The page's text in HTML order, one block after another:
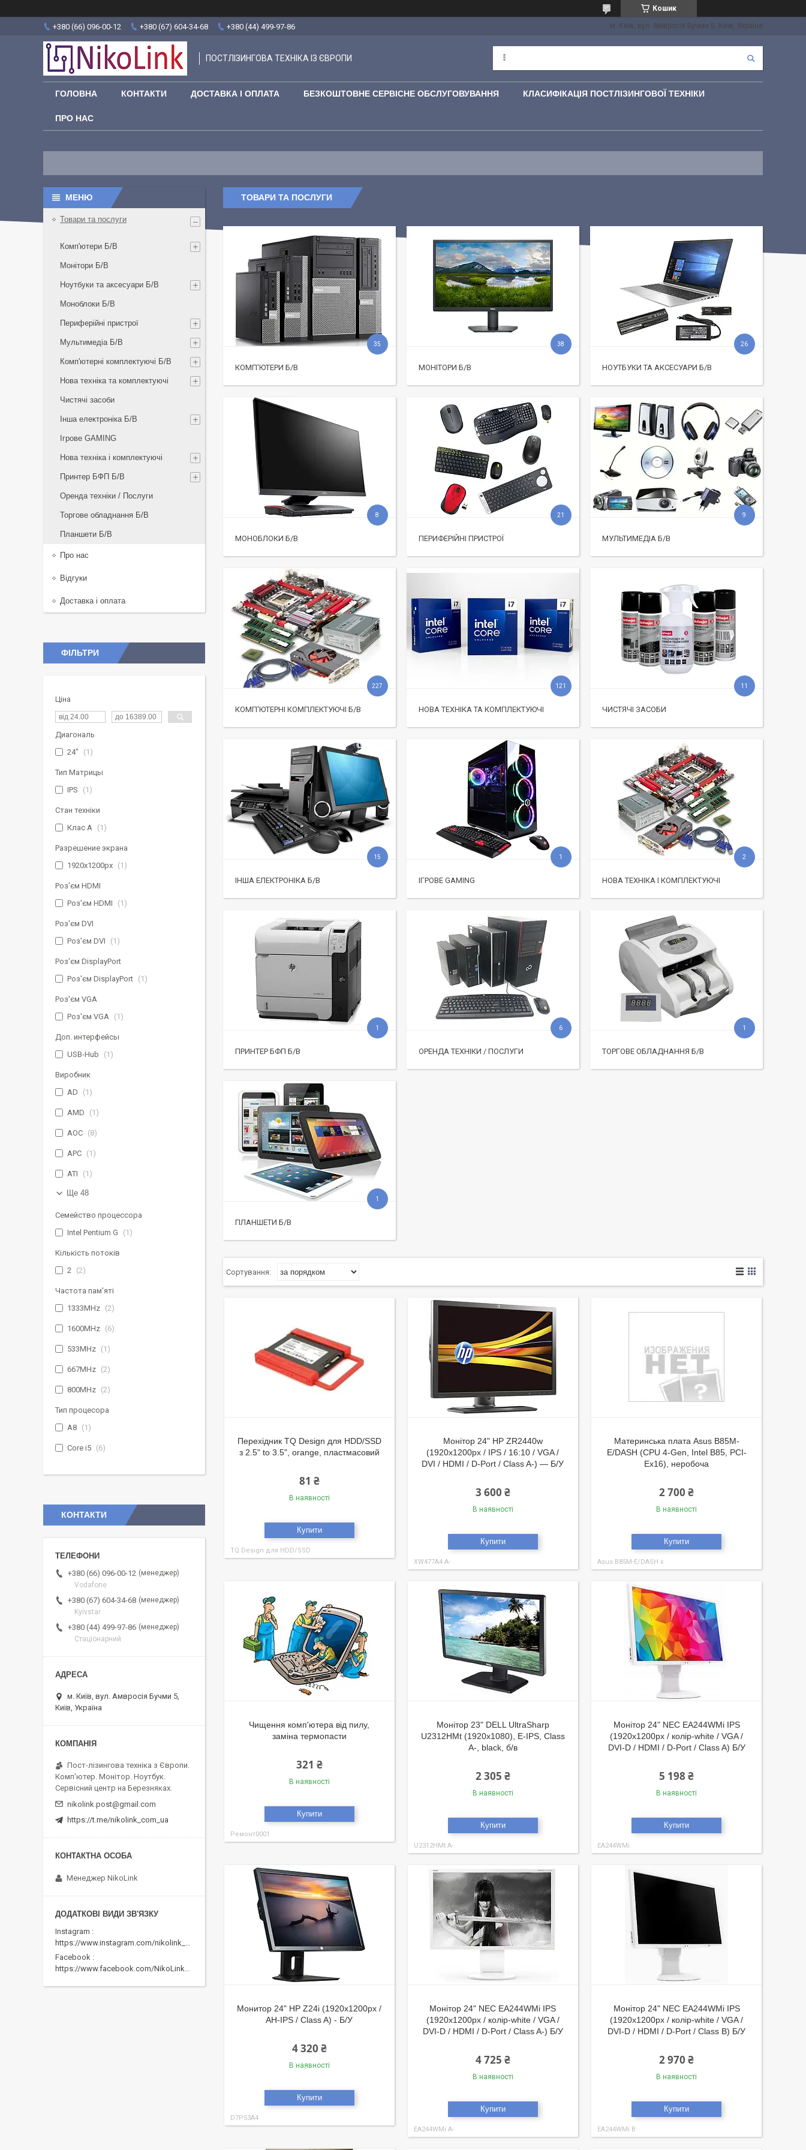
Кошик
+380 (66) 096-00-12 +380 (67) 604-34-68 +380 (44) 499-97-86 м. Київ, вул. Амвросія Бучми 5, Київ, Україна
ПОСТЛІЗИНГОВА ТЕХНІКА ІЗ ЄВРОПИ
ГОЛОВНА КОНТАКТИ ДОСТАВКА І ОПЛАТА БЕЗКОШТОВНЕ СЕРВІСНЕ ОБСЛУГОВУВАННЯ КЛАСИФІКАЦІЯ ПОСТЛІЗИНГОВОЇ ТЕХНІКИ
ПРО НАС
ТОВАРИ ТА ПОСЛУГИ
КОМП'ЮТЕРИ Б/В
35
МОНІТОРИ Б/В
38
НОУТБУКИ ТА АКСЕСУАРИ Б/В
26
МОНОБЛОКИ Б/В
8
ПЕРИФЕРІЙНІ ПРИСТРОЇ
21
МУЛЬТИМЕДІА Б/В
9
КОМП'ЮТЕРНІ КОМПЛЕКТУЮЧІ Б/В
227
НОВА ТЕХНІКА ТА КОМПЛЕКТУЮЧІ
121
ЧИСТЯЧІ ЗАСОБИ
11
ІНША ЕЛЕКТРОНІКА Б/В
15
ІГРОВЕ GAMING
1
НОВА ТЕХНІКА І КОМПЛЕКТУЮЧІ
2
ПРИНТЕР БФП Б/В
1
ОРЕНДА ТЕХНІКИ / ПОСЛУГИ
6
ТОРГОВЕ ОБЛАДНАННЯ Б/В
1
ПЛАНШЕТИ Б/В
1
Перехідник TQ Design для HDD/SSD
з 2.5" to 3.5", orange, пластмасовий
81 ₴
В наявності
Купити
TQ Design для HDD/SSD
Монітор 24" HP ZR2440w
(1920x1200px / IPS / 16:10 / VGA /
DVI / HDMI / D-Port / Class A-) — Б/У
3 600 ₴
В наявності
Купити
XW477A4 A-
Материнська плата Asus B85M-
E/DASH (CPU 4-Gen, Intel B85, PCI-
Ex16), неробоча
2 700 ₴
В наявності
Купити
Asus B85M-E/DASH х
Чищення комп'ютера від пилу,
заміна термопасти
321 ₴
В наявності
Купити
Ремонт0001
Монітор 23" DELL UltraSharp
U2312HMt (1920x1080), E-IPS, Class
A-, black, б/в
2 305 ₴
В наявності
Купити
U2312HMt A-
Монітор 24" NEC EA244WMi IPS
(1920x1200px / колір-white / VGA /
DVI-D / HDMI / D-Port / Class A) Б/У
5 198 ₴
В наявності
Купити
EA244WMi
Монитор 24" HP Z24i (1920x1200px /
AH-IPS / Class A) - Б/У
4 320 ₴
В наявності
Купити
D7P53A4
Монітор 24" NEC EA244WMi IPS
(1920x1200px / колір-white / VGA /
DVI-D / HDMI / D-Port / Class A-) Б/У
4 725 ₴
В наявності
Купити
EA244WMi A-
Монітор 24" NEC EA244WMi IPS
(1920x1200px / колір-white / VGA /
DVI-D / HDMI / D-Port / Class B) Б/У
2 970 ₴
В наявності
Купити
EA244WMi B
Товари та послуги
Комп'ютери Б/В
Монітори Б/В
Ноутбуки та аксесуари Б/В
Моноблоки Б/В
Периферійні пристрої
Мультимедіа Б/В
Комп'ютерні комплектуючі Б/В
Нова техніка та комплектуючі
Чистячі засоби
Інша електроніка Б/В
Ігрове GAMING
Нова техніка і комплектуючі
Принтер БФП Б/В
Оренда техніки / Послуги
Торгове обладнання Б/В
Планшети Б/В
Про нас
Відгуки
Доставка і оплата
ФІЛЬТРИ
Ціна
Диагональ
24"
1
Тип Матрицы
IPS
1
Стан техніки
Клас А
1
Разрешение экрана
1920x1200px
1
Роз'єм HDMI
Роз'єм HDMI
1
Роз'єм DVI
Роз'єм DVI
1
Роз'єм DisplayPort
Роз'єм DisplayPort
1
Роз'єм VGA
Роз'єм VGA
1
Доп. интерфейсы
USB-Hub
1
Виробник
AD
1
AMD 1
AOC 8
APC 1
ATI 1
Ще 48
Семейство процессора
Intel Pentium G
1
Кількість потоків
2
2
Частота пам'яті
1333MHz
2
1600MHz 6
533MHz 1
667MHz 2
800MHz 2
Тип процесора
A8
1
Core i5 6
КОНТАКТИ
+380 (66) 096-00-12
менеджер
Vodafone
+380 (67) 604-34-68
менеджер
Kyivstar
+380 (44) 499-97-86
менеджер
Стаціонарний
м. Київ, вул. Амвросія Бучми 5,
Київ, Україна
Пост-лізингова техніка з Європи.
Комп'ютер. Монітор. Ноутбук.
Сервісний центр на Березняках.
nikolink.post@gmail.com
https://t.me/nikolink_com_ua
Менеджер NikoLink
Instagram
https://www.instagram.com/nikolink_pc/
Facebook
https://www.facebook.com/NikoLinkPC/